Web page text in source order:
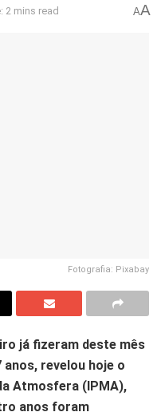
2 mins read AA
Fotografia: Pixabay
já fizeram deste mês
revelou hoje o
Atmosfera (IPMA),
anos foram